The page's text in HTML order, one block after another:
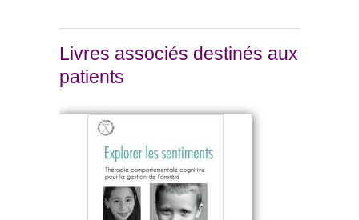
Livres associés destinés aux
patients